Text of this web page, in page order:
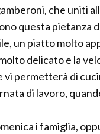
che uniti
questa pietanza
un piatto molto
delicato e la
vi permetterà di
di lavoro,
i famiglia,